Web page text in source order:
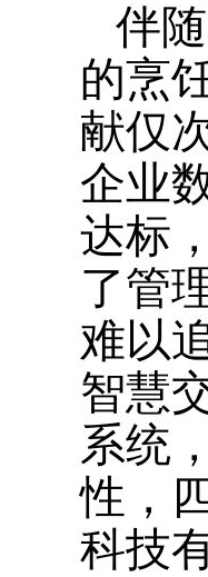
伴
的烹
献仅
企业
达标
了管
难以
智慧
系统
性，
科技